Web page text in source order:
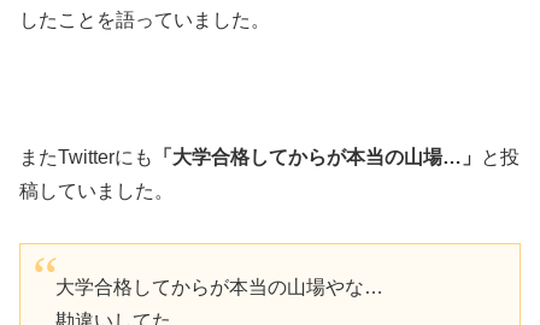
したことを語っていました。
またTwitterにも 「大学合格してからが本当の山場…」
と投
稿していました。
大学合格してからが本当の山場やな…
勘違いしてた…